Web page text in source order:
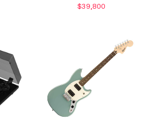
$39,800